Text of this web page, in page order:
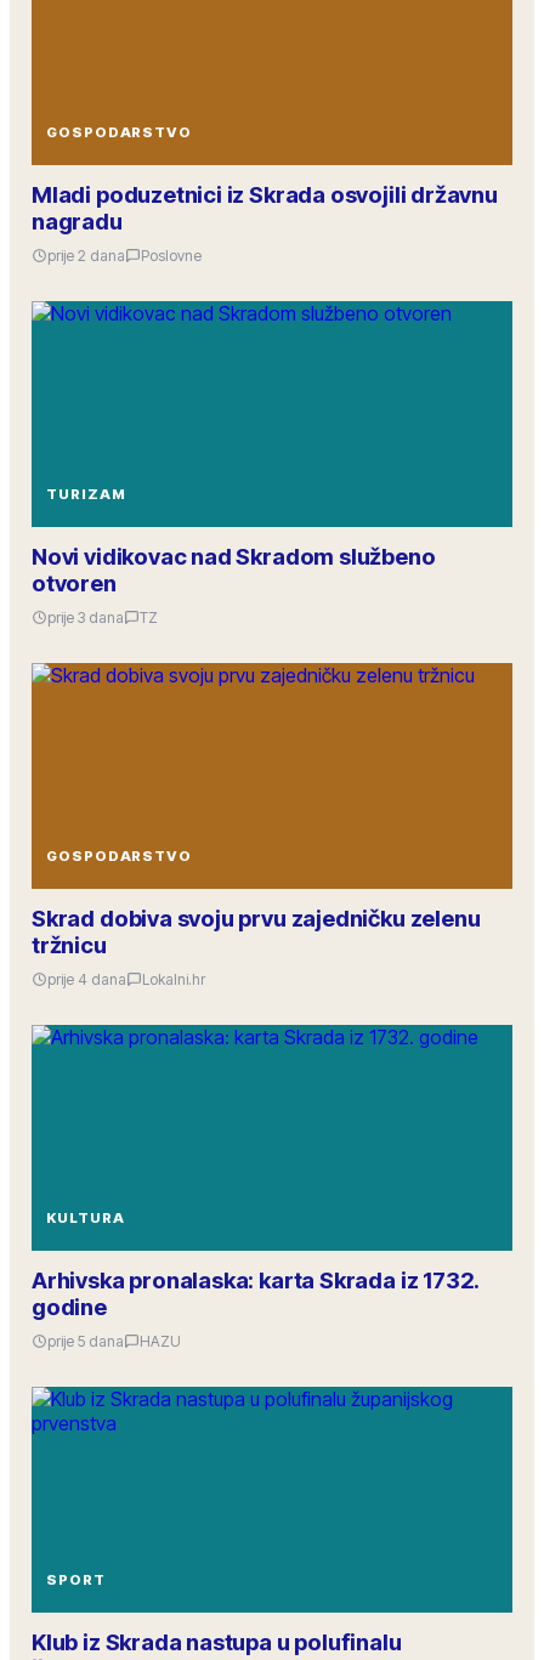
GOSPODARSTVO
Mladi poduzetnici iz Skrada osvojili državnu
nagradu
prije 2 dana Poslovne
TURIZAM
Novi vidikovac nad Skradom službeno
otvoren
prije 3 dana TZ
GOSPODARSTVO
Skrad dobiva svoju prvu zajedničku zelenu
tržnicu
prije 4 dana Lokalni.hr
KULTURA
Arhivska pronalaska: karta Skrada iz 1732.
godine
prije 5 dana HAZU
SPORT
Klub iz Skrada nastupa u polufinalu